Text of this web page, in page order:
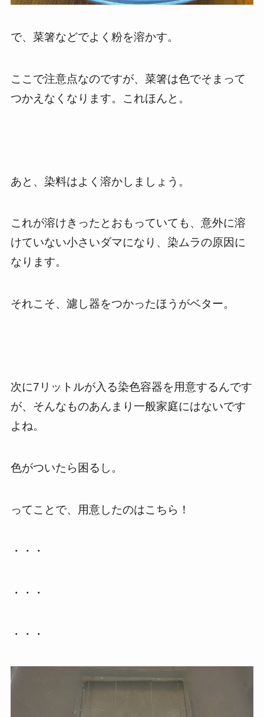
で、菜箸などでよく粉を溶かす。
ここで注意点なのですが、菜箸は色でそまって
つかえなくなります。これほんと。
あと、染料はよく溶かしましょう。
これが溶けきったとおもっていても、意外に溶
けていない小さいダマになり、染ムラの原因に
なります。
それこそ、濾し器をつかったほうがベター。
次に7リットルが入る染色容器を用意するんです
が、そんなものあんまり一般家庭にはないです
よね。
色がついたら困るし。
ってことで、用意したのはこちら！
・・・
・・・
・・・